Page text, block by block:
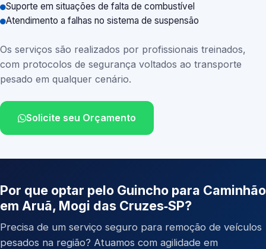
Suporte em situações de falta de combustível
Atendimento a falhas no sistema de suspensão
Os serviços são realizados por profissionais treinados,
com protocolos de segurança voltados ao transporte
pesado em qualquer cenário.
Solicite seu Orçamento
Por que optar pelo Guincho para Caminhão
em Aruã, Mogi das Cruzes‑SP?
Precisa de um serviço seguro para remoção de veículos
pesados na região? Atuamos com agilidade em